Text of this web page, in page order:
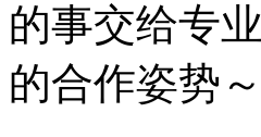
的事交给专
的合作姿势～